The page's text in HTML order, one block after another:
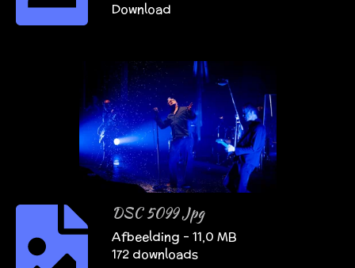
Download
DSC 5099 Jpg
Afbeelding – 11,0 MB
172 downloads